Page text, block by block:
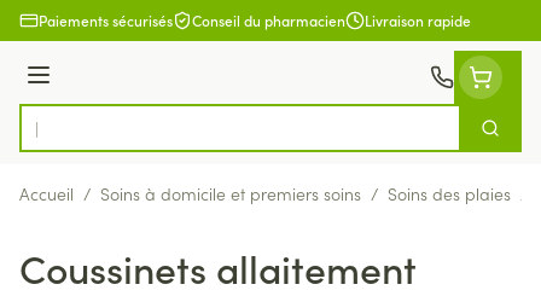
Aller au contenu
Paiements sécurisés Conseil du pharmacien Livraison rapide
Menu
Rechercher
Accueil / Soins à domicile et premiers soins / Soins des plaies /
Coussinets allaitement